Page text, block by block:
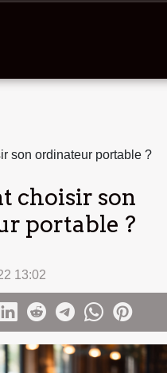
son ordinateur portable ?
choisir son
portable ?
13:02